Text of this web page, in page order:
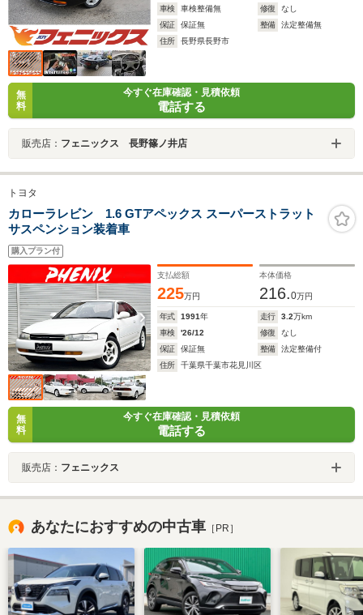
車検
車検整備無 修復
なし
保証
保証無 整備
法定整備無
住所
長野県長野市
無
料
今すぐ在庫確認・見積依頼
電話する
販売店： フェニックス 長野篠ノ井店
トヨタ
カローラレビン 1.6 GTアペックス スーパーストラット
サスペンション装着車
購入プラン付
支払総額
225万円
本体価格
216.0万円
年式 1991年 走行 3.2万km
車検
'26/12 修復
なし
保証
保証無 整備
法定整備付
住所
千葉県千葉市花見川区
無
料
今すぐ在庫確認・見積依頼
電話する
販売店： フェニックス
あなたにおすすめの中古車 ［PR］